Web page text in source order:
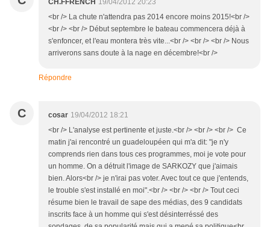
CH.FFRENCH 19/04/2012 20:23
<br /> La chute n'attendra pas 2014 encore moins 2015!<br />
<br /> <br /> Début septembre le bateau commencera déjà à
s'enfoncer, et l'eau montera très vite...<br /> <br /> <br /> Nous
arriverons sans doute à la nage en décembre!<br />
Répondre
C cosar 19/04/2012 18:21
<br /> L'analyse est pertinente et juste.<br /> <br /> <br /> Ce
matin j'ai rencontré un guadeloupéen qui m'a dit: "je n'y
comprends rien dans tous ces programmes, moi je vote pour
un homme. On a détruit l'image de SARKOZY que j'aimais
bien. Alors<br /> je n'irai pas voter. Avec tout ce que j'entends,
le trouble s'est installé en moi".<br /> <br /> <br /> Tout ceci
résume bien le travail de sape des médias, des 9 candidats
inscrits face à un homme qui s'est désinterréssé des